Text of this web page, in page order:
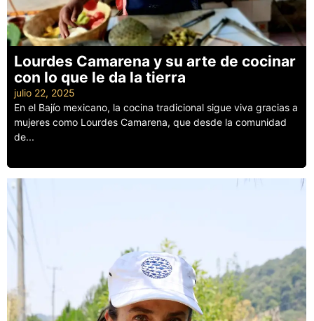
Lourdes Camarena y su arte de cocinar
con lo que le da la tierra
julio 22, 2025
En el Bajío mexicano, la cocina tradicional sigue viva gracias a
mujeres como Lourdes Camarena, que desde la comunidad
de...